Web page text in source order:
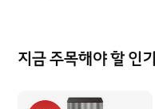
지금 주목해야 할 인